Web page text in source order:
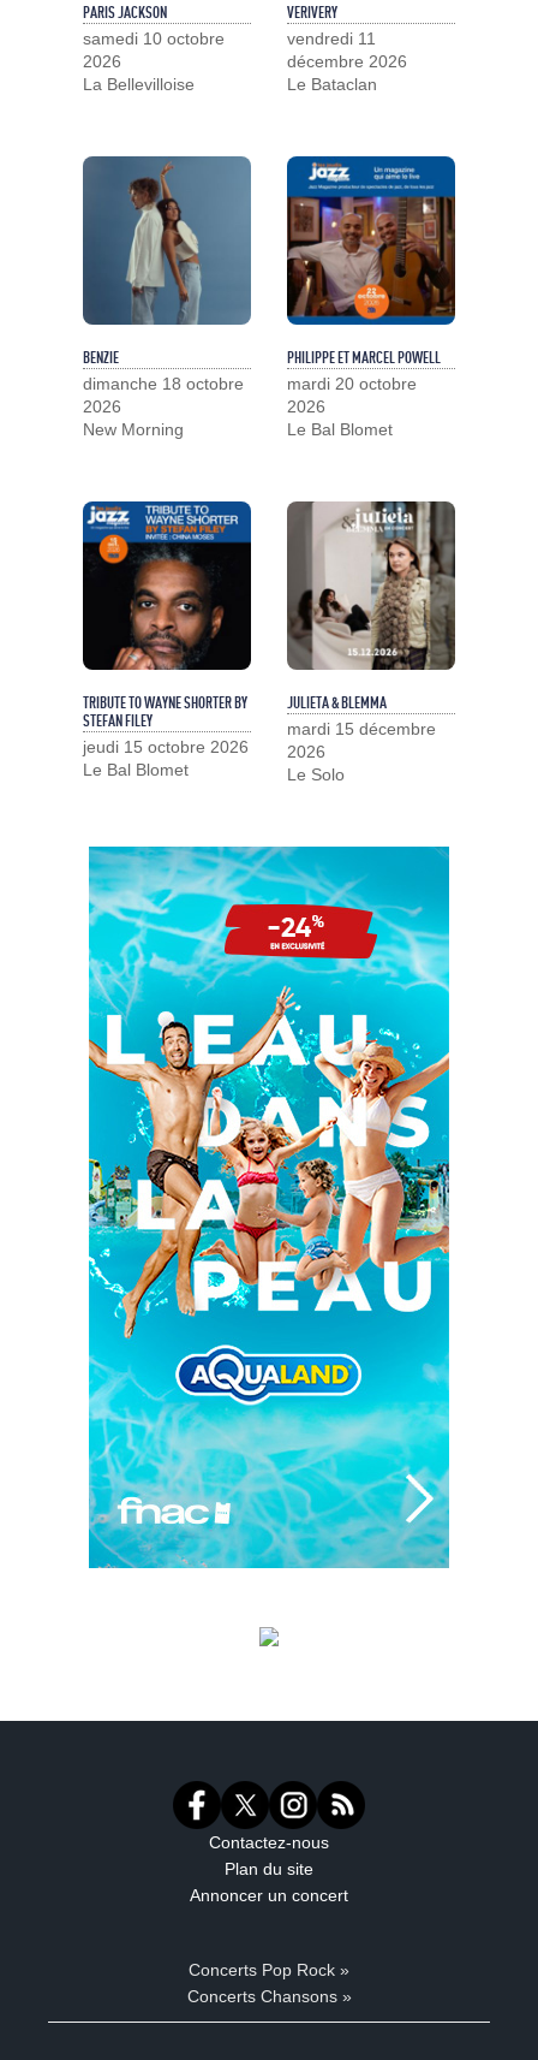
PARIS JACKSON
samedi 10 octobre
2026
La Bellevilloise
VERIVERY
vendredi 11
décembre 2026
Le Bataclan
BENZIE
dimanche 18 octobre
2026
New Morning
PHILIPPE ET MARCEL POWELL
mardi 20 octobre
2026
Le Bal Blomet
TRIBUTE TO WAYNE SHORTER BY
STEFAN FILEY
jeudi 15 octobre 2026
Le Bal Blomet
JULIETA & BLEMMA
mardi 15 décembre
2026
Le Solo
Contactez-nous
Plan du site
Annoncer un concert
Concerts Pop Rock »
Concerts Chansons »